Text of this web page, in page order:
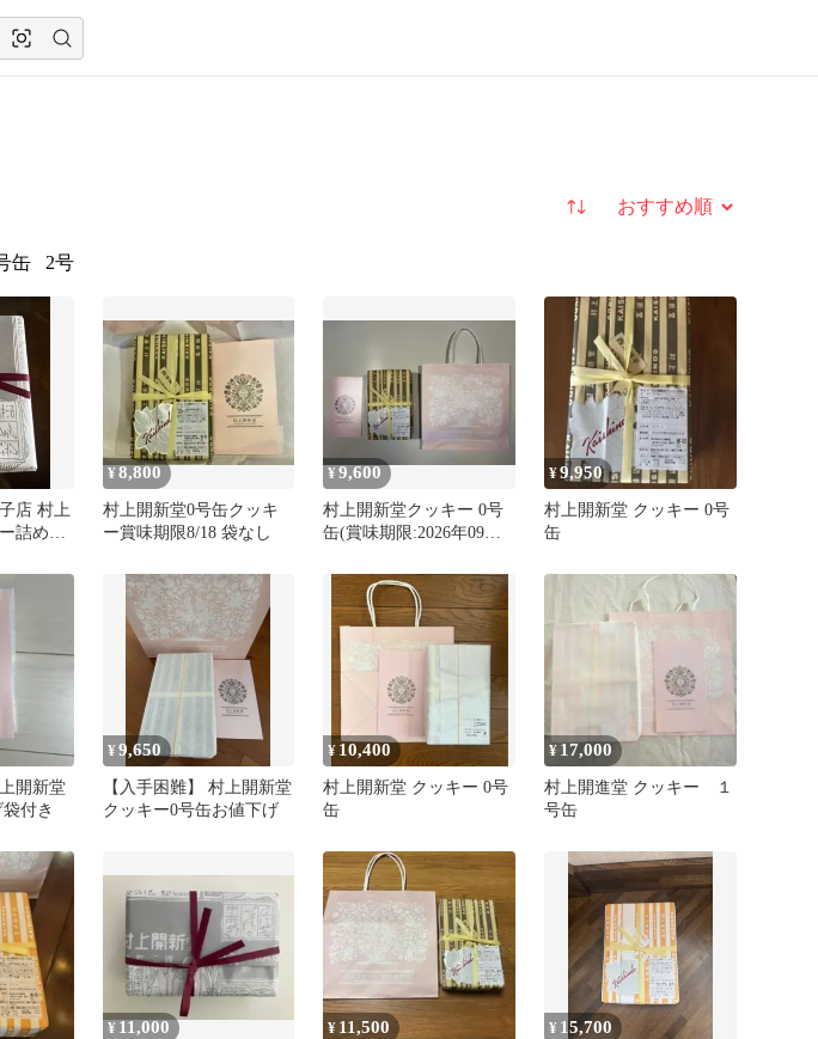
並び替え
缶 2号
店 村上
詰め合
¥8,800
村上開新堂0号缶クッキ
ー賞味期限8/18 袋なし
¥9,600
村上開新堂クッキー 0号
缶(賞味期限:2026年09月
¥9,950
村上開新堂 クッキー 0号
缶
開新堂
付き
¥9,650
【入手困難】 村上開新堂
クッキー0号缶お値下げ
¥ 10,400
村上開新堂 クッキー 0号
缶
¥ 17,000
村上開進堂 クッキー １
号缶
¥ 11,000 ¥ 11,500 ¥ 15,700